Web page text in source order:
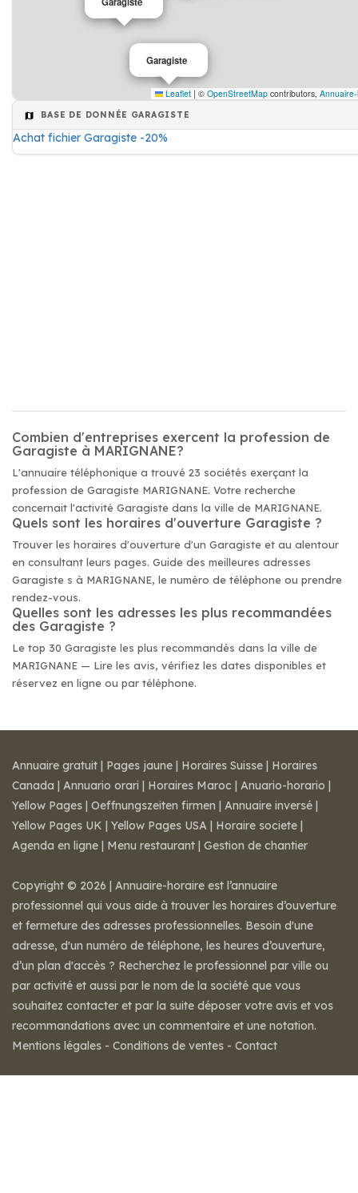
Garagiste
Leaflet | © OpenStreetMap contributors,
BASE DE DONNÉE GARAGISTE
Achat fichier Garagiste -20%
Combien d'entreprises exercent la profession de
Garagiste à MARIGNANE?
L'annuaire téléphonique a trouvé 23 sociétés exerçant la
profession de Garagiste MARIGNANE. Votre recherche
concernait l'activité Garagiste dans la ville de MARIGNANE.
Quels sont les horaires d'ouverture Garagiste ?
Trouver les horaires d'ouverture d'un Garagiste et au alentour
en consultant leurs pages. Guide des meilleures adresses
Garagiste s à MARIGNANE, le numéro de téléphone ou prendre
rendez-vous.
Quelles sont les adresses les plus recommandées
des Garagiste ?
Le top 30 Garagiste les plus recommandés dans la ville de
MARIGNANE — Lire les avis, vérifiez les dates disponibles et
réservez en ligne ou par téléphone.
Annuaire gratuit | Pages jaune | Horaires Suisse | Horaires
Canada | Annuario orari | Horaires Maroc | Anuario-horario |
Yellow Pages | Oeffnungszeiten firmen | Annuaire inversé |
Yellow Pages UK | Yellow Pages USA | Horaire societe |
Agenda en ligne | Menu restaurant | Gestion de chantier
Copyright © 2026 | Annuaire-horaire est l’annuaire
professionnel qui vous aide à trouver les horaires d’ouverture
et fermeture des adresses professionnelles. Besoin d'une
adresse, d'un numéro de téléphone, les heures d’ouverture,
d’un plan d'accès ? Recherchez le professionnel par ville ou
par activité et aussi par le nom de la société que vous
souhaitez contacter et par la suite déposer votre avis et vos
recommandations avec un commentaire et une notation.
Mentions légales - Conditions de ventes - Contact